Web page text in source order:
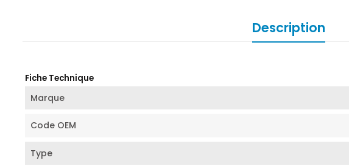
Description
Fiche Technique
Marque
Code OEM
Type